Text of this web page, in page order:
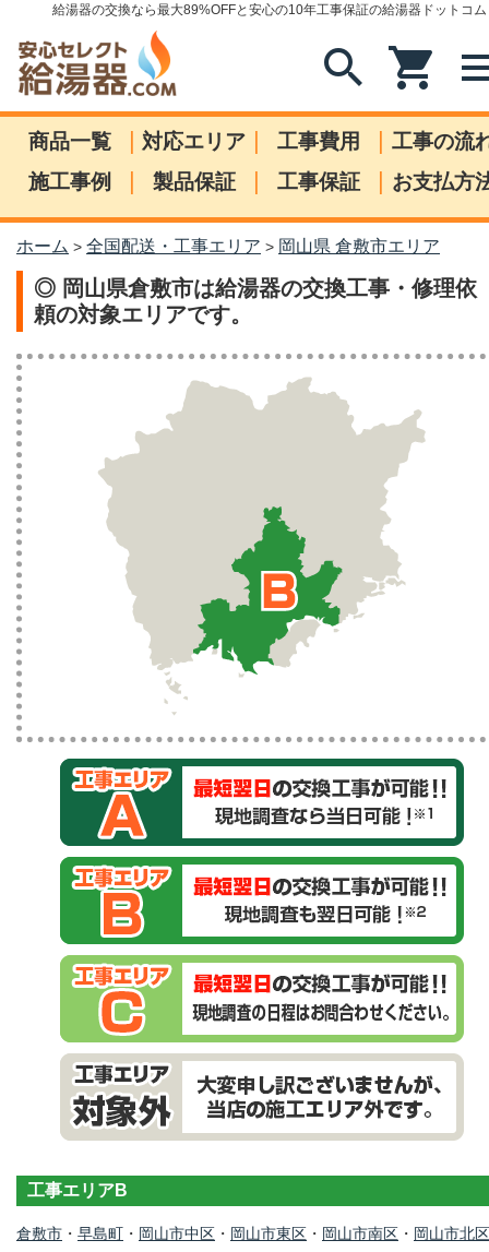
給湯器の交換なら最大89%OFFと安心の10年工事保証の給湯器ドットコム
search shopping_cart
商品一覧 | 対応エリア | 工事費用 | 工事の流
施工事例
| 製品保証 | 工事保証 | お支払方
ホーム > 全国配送・工事エリア > 岡山県 倉敷市エリア
◎ 岡山県倉敷市は給湯器の交換工事・修理依
頼の対象エリアです。
工事エリアB
倉敷市 ・ 早島町 ・ 岡山市中区 ・ 岡山市東区 ・ 岡山市南区 ・ 岡山市北区